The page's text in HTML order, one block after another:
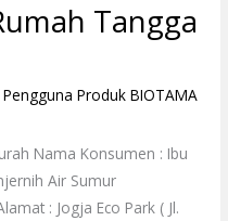
Tangga
Pengguna Produk BIOTAMA
Nama Konsumen : Ibu
Air Sumur
: Jogja Eco Park ( Jl.